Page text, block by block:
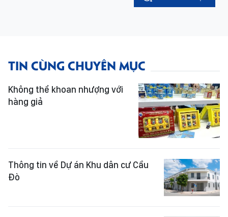
TIN CÙNG CHUYÊN MỤC
Không thể khoan nhượng với
hàng giả
Thông tin về Dự án Khu dân cư Cầu
Đò